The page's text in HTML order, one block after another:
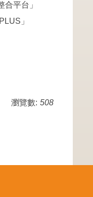
平台」
」
瀏覽數: 508